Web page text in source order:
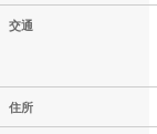
交通
住所